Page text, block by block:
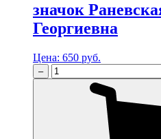
значок
Георгиевна
Цена: 650 руб.
–